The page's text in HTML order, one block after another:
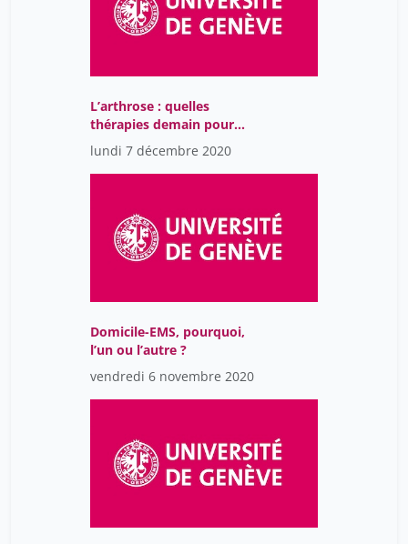
L’arthrose : quelles
thérapies demain pour
éviter ou retarder la
chirurgie ?
lundi 7 décembre 2020
Domicile-EMS, pourquoi,
l’un ou l’autre ?
vendredi 6 novembre 2020